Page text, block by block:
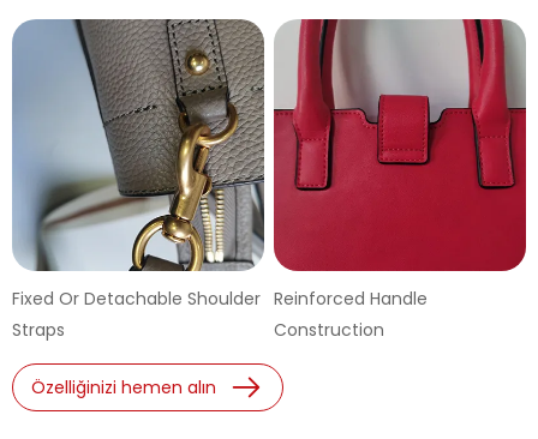
Fixed Or Detachable Shoulder
Straps
Reinforced Handle
Construction
Özelliğinizi hemen alın